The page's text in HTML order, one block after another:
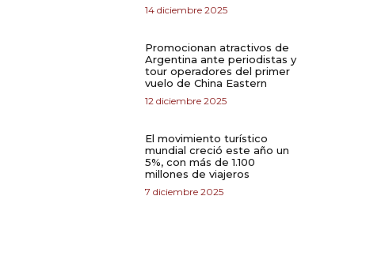
14 diciembre 2025
Promocionan atractivos de
Argentina ante periodistas y
tour operadores del primer
vuelo de China Eastern
12 diciembre 2025
El movimiento turístico
mundial creció este año un
5%, con más de 1.100
millones de viajeros
7 diciembre 2025